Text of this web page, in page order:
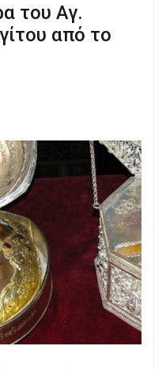
του Αγ.
από το